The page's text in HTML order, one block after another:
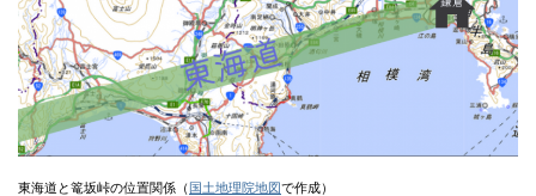
東海道と篭坂峠の位置関係（ 国土地理院地図で作成）